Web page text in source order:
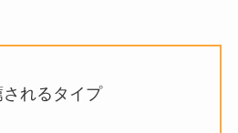
れるタイプ